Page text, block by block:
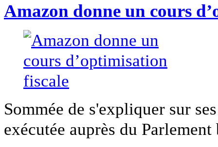
Amazon donne un cours
Sommée de s'expliquer sur
exécutée auprès du